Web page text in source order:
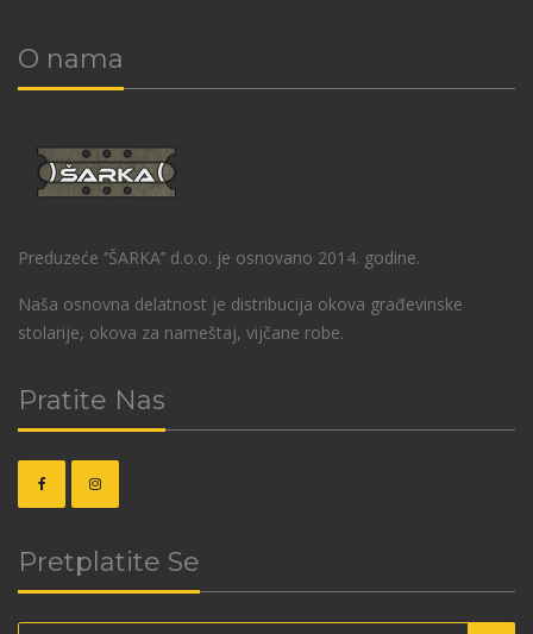
O nama
Preduzeće ‘’ŠARKA’’ d.o.o. je osnovano 2014. godine.
Naša osnovna delatnost je distribucija okova građevinske
stolarije, okova za nameštaj, vijčane robe.
Pratite Nas
Pretplatite Se